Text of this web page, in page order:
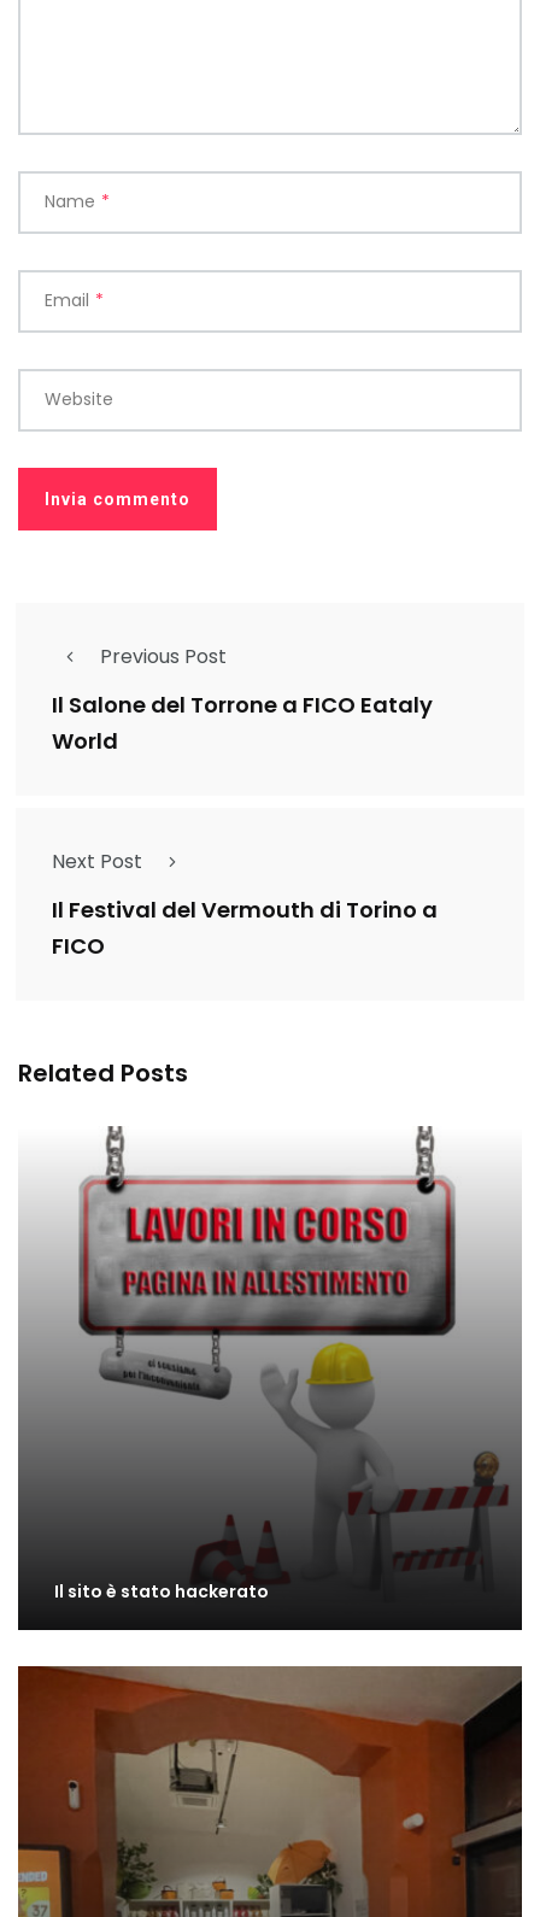
Name *
Email *
Website
Previous Post
Il Salone del Torrone a FICO Eataly
World
Next Post
Il Festival del Vermouth di Torino a
FICO
Related Posts
Il sito è stato hackerato